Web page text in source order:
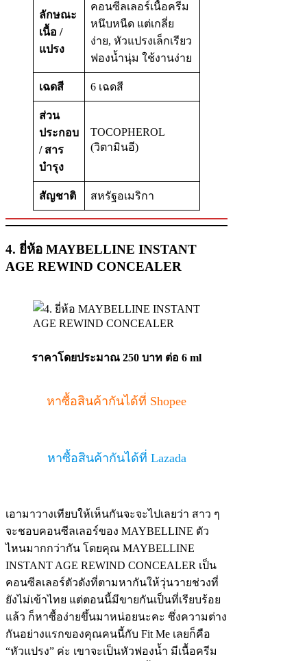
ลักษณะ
เนื้อ /
แปรง
คอนซีลเลอร์เนื้อครีม
หนึบหนืด แต่เกลี่ย
ง่าย, หัวแปรงเล็กเรียว
ฟองน้ำนุ่ม ใช้งานง่าย
เฉดสี 6 เฉดสี
ส่วน
ประกอบ
/ สาร
บำรุง
TOCOPHEROL
(วิตามินอี)
สัญชาติ สหรัฐอเมริกา
4. ยี่ห้อ MAYBELLINE INSTANT
AGE REWIND CONCEALER
ราคาโดยประมาณ 250 บาท ต่อ 6 ml
หาซื้อสินค้ากันได้ที่ Shopee
หาซื้อสินค้ากันได้ที่ Lazada
เอามาวางเทียบให้เห็นกันจะจะไปเลยว่า สาว ๆ
จะชอบคอนซีลเลอร์ของ MAYBELLINE ตัว
ไหนมากกว่ากัน โดยคุณ MAYBELLINE
INSTANT AGE REWIND CONCEALER เป็น
คอนซีลเลอร์ตัวดังที่ตามหากันให้วุ่นวายช่วงที่
ยังไม่เข้าไทย แต่ตอนนี้มีขายกันเป็นที่เรียบร้อย
แล้ว ก็หาซื้อง่ายขึ้นมาหน่อยนะคะ ซึ่งความต่าง
กันอย่างแรกของคุณคนนี้กับ Fit Me เลยก็คือ
“หัวแปรง” ค่ะ เขาจะเป็นหัวฟองน้ำ มีเนื้อครีม